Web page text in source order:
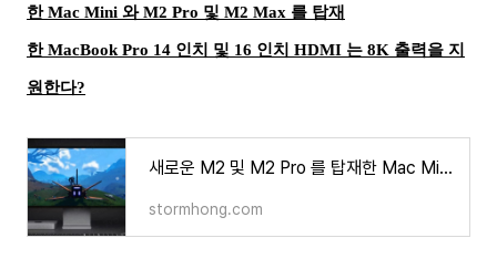
한 Mac Mini 와 M2 Pro 및 M2 Max 를 탑재
한 MacBook Pro 14 인치 및 16 인치 HDMI 는 8K 출력을 지
원한다?
새로운 M2 및 M2 Pro 를 탑재한 Mac Mini 와 M2 Pro 및 M2 Max 를 탑재한 MacBook Pro 14 인치 및 16 인치 HDMI 는
stormhong.com